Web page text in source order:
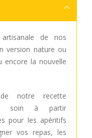
artisanale de nos
version nature ou
encore la nouvelle
notre recette
soin à partir
pour les apéritifs
vos repas, les